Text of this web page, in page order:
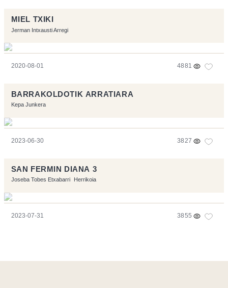
MIEL TXIKI
Jerman Intxausti Arregi
2020-08-01 4881
BARRAKOLDOTIK ARRATIARA
Kepa Junkera
2023-06-30 3827
SAN FERMIN DIANA 3
Joseba Tobes Etxabarri Herrikoia
2023-07-31 3855